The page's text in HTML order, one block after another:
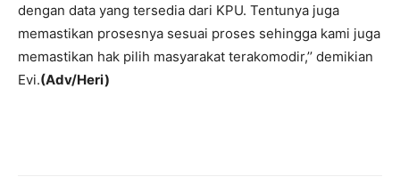
dengan data yang tersedia dari KPU. Tentunya juga
memastikan prosesnya sesuai proses sehingga kami juga
memastikan hak pilih masyarakat terakomodir,’’ demikian
Evi.(Adv/Heri)